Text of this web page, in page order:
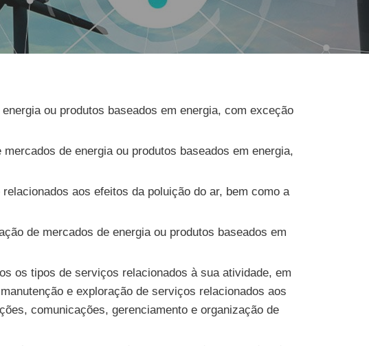
ou produtos baseados em energia, com exceção
de energia ou produtos baseados em energia,
aos efeitos da poluição do ar, bem como a
de mercados de energia ou produtos baseados em
os tipos de serviços relacionados à sua atividade, em
e exploração de serviços relacionados aos
comunicações, gerenciamento e organização de